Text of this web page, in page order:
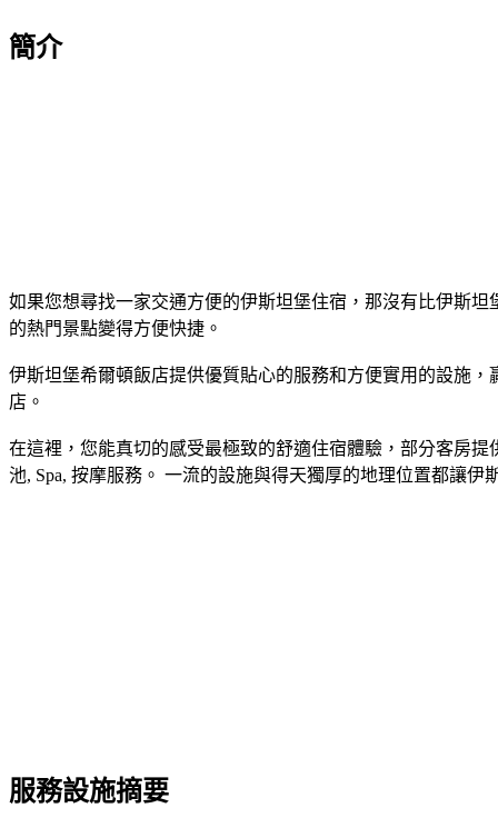
簡介
如果您想尋找一家交通方便的伊斯坦堡住宿，那沒有比伊斯
的熱門景點變得方便快捷。
伊斯坦堡希爾頓飯店提供優質貼心的服務和方便實用的設施
店。
在這裡，您能真切的感受最極致的舒適住宿體驗，部分客房
池, Spa, 按摩服務。 一流的設施與得天獨厚的地理位置都讓
服務設施摘要